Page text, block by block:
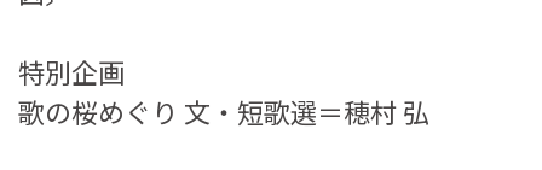
特別企画
歌の桜めぐり 文・短歌選＝穂村 弘